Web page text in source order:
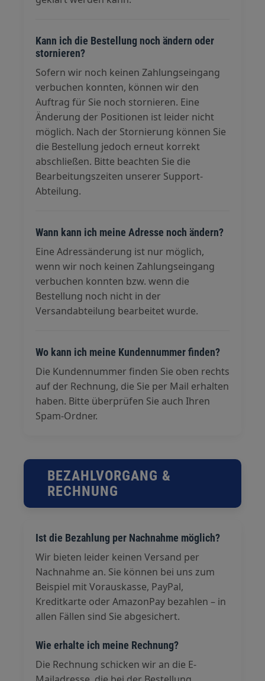
Kann ich die Bestellung noch ändern oder
stornieren?
Sofern wir noch keinen Zahlungseingang
verbuchen konnten, können wir den
Auftrag für Sie noch stornieren. Eine
Änderung der Positionen ist leider nicht
möglich. Nach der Stornierung können Sie
die Bestellung jedoch erneut korrekt
abschließen. Bitte beachten Sie die
Bearbeitungszeiten unserer Support-
Abteilung.
Wann kann ich meine Adresse noch ändern?
Eine Adressänderung ist nur möglich,
wenn wir noch keinen Zahlungseingang
verbuchen konnten bzw. wenn die
Bestellung noch nicht in der
Versandabteilung bearbeitet wurde.
Wo kann ich meine Kundennummer finden?
Die Kundennummer finden Sie oben rechts
auf der Rechnung, die Sie per Mail erhalten
haben. Bitte überprüfen Sie auch Ihren
Spam-Ordner.
BEZAHLVORGANG &
RECHNUNG
Ist die Bezahlung per Nachnahme möglich?
Wir bieten leider keinen Versand per
Nachnahme an. Sie können bei uns zum
Beispiel mit Vorauskasse, PayPal,
Kreditkarte oder AmazonPay bezahlen – in
allen Fällen sind Sie abgesichert.
Wie erhalte ich meine Rechnung?
Die Rechnung schicken wir an die E-